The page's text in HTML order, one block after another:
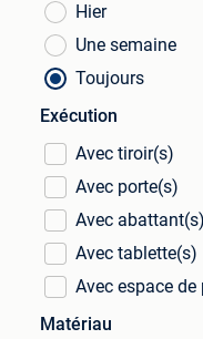
Hier
Une semaine
Toujours
Exécution
Avec tiroir(s)
Avec porte(s)
Avec abattant(s)
Avec tablette(s)
Avec espace de
Matériau